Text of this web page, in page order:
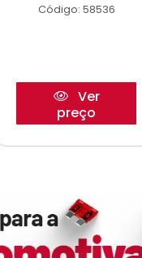
Código: 58536
Ver
preço